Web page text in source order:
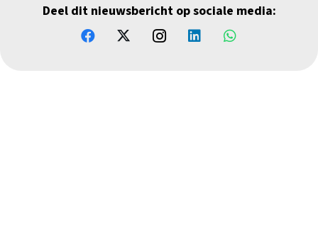
Deel dit nieuwsbericht op sociale media: